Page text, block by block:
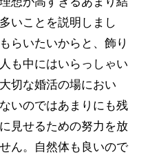
いことを説明しまし
らいたいからと、飾り
も中にはいらっしゃい
切な婚活の場におい
いのではあまりにも残
見せるための努力を放
ん。自然体も良いので